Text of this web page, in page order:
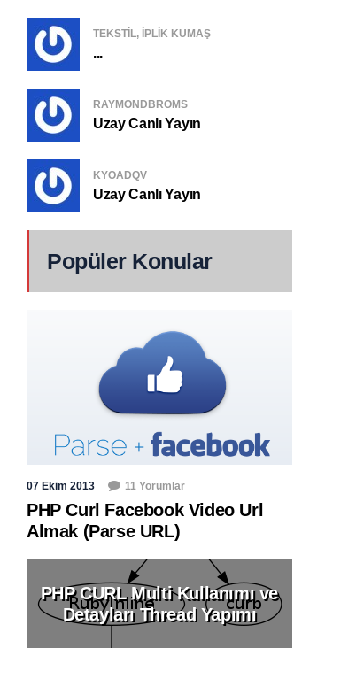
TEKSTIL, IPLIK KUMAŞ
...
RAYMONDBROMS
Uzay Canlı Yayın
KYOADQV
Uzay Canlı Yayın
Popüler Konular
07 Ekim 2013 11 Yorumlar
PHP Curl Facebook Video Url
Almak (Parse URL)
PHP CURL Multi Kullanımı ve
Detayları Thread Yapımı